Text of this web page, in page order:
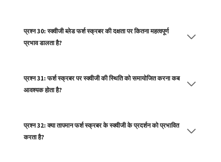
प्रश्न 30: स्क्वीजी ब्लेड फर्श स्क्रबर की दक्षता पर कितना महत्वपूर्ण
प्रभाव डालता है?
प्रश्न 31: फर्श स्क्रबर पर स्क्वीजी की स्थिति को समायोजित करना कब
आवश्यक होता है?
प्रश्न 32: क्या तापमान फर्श स्क्रबर के स्क्वीजी के प्रदर्शन को प्रभावित
करता है?